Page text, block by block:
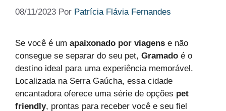
08/11/2023 Por Patrícia Flávia Fernandes
Se você é um apaixonado por viagens e não
consegue se separar do seu pet, Gramado é o
destino ideal para uma experiência memorável.
Localizada na Serra Gaúcha, essa cidade
encantadora oferece uma série de opções pet
friendly, prontas para receber você e seu fiel